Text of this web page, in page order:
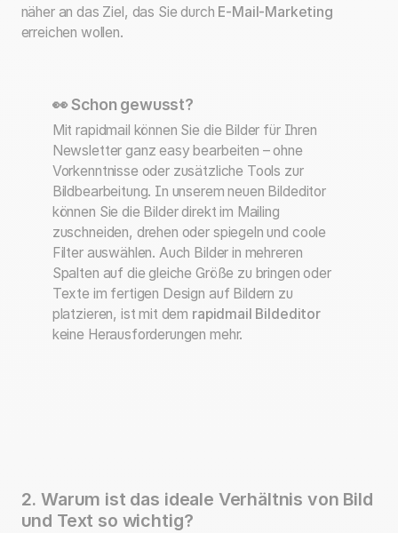
näher an das Ziel, das Sie durch E-Mail-Marketing
erreichen wollen.
👀 Schon gewusst?
Mit rapidmail können Sie die Bilder für Ihren
Newsletter ganz easy bearbeiten – ohne
Vorkenntnisse oder zusätzliche Tools zur
Bildbearbeitung. In unserem neuen Bildeditor
können Sie die Bilder direkt im Mailing
zuschneiden, drehen oder spiegeln und coole
Filter auswählen. Auch Bilder in mehreren
Spalten auf die gleiche Größe zu bringen oder
Texte im fertigen Design auf Bildern zu
platzieren, ist mit dem rapidmail Bildeditor
keine Herausforderungen mehr.
2. Warum ist das ideale Verhältnis von Bild
und Text so wichtig?